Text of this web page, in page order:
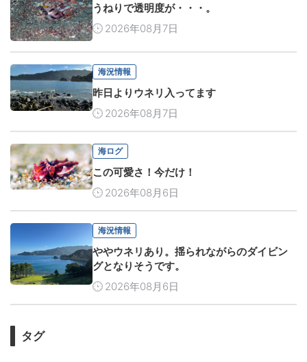
うねりで透明度が・・・。
2026年08月7日
海況情報
昨日よりウネリ入ってます
2026年08月7日
海ログ
この可愛さ！今だけ！
2026年08月6日
海況情報
ややウネリあり。揺られながらのダイビン
グとなりそうです。
2026年08月6日
タグ